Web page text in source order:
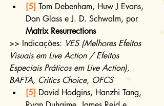
[5] Tom Debenham, Huw J Evans,
Dan Glass e J. D. Schwalm, por
Matrix Resurrections
>> Indicações: VES (Melhores Efeitos
Visuais em Live Action / Efeitos
Especiais Práticos em Live Action),
BAFTA, Critics Choice, OFCS
[5] David Hodgins, Hanzhi Tang,